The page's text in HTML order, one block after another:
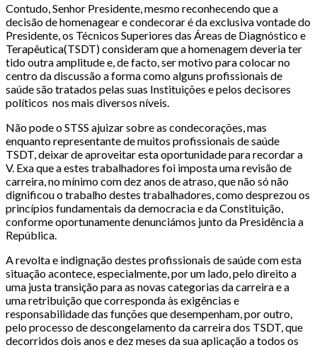
Contudo, Senhor Presidente, mesmo reconhecendo que a
decisão de homenagear e condecorar é da exclusiva vontade do
Presidente, os Técnicos Superiores das Áreas de Diagnóstico e
Terapêutica(TSDT) consideram que a homenagem deveria ter
tido outra amplitude e, de facto, ser motivo para colocar no
centro da discussão a forma como alguns profissionais de
saúde são tratados pelas suas Instituições e pelos decisores
políticos nos mais diversos níveis.
Não pode o STSS ajuizar sobre as condecorações, mas
enquanto representante de muitos profissionais de saúde
TSDT, deixar de aproveitar esta oportunidade para recordar a
V. Exa que a estes trabalhadores foi imposta uma revisão de
carreira, no mínimo com dez anos de atraso, que não só não
dignificou o trabalho destes trabalhadores, como desprezou os
princípios fundamentais da democracia e da Constituição,
conforme oportunamente denunciámos junto da Presidência a
República.
A revolta e indignação destes profissionais de saúde com esta
situação acontece, especialmente, por um lado, pelo direito a
uma justa transição para as novas categorias da carreira e a
uma retribuição que corresponda às exigências e
responsabilidade das funções que desempenham, por outro,
pelo processo de descongelamento da carreira dos TSDT, que
decorridos dois anos e dez meses da sua aplicação a todos os